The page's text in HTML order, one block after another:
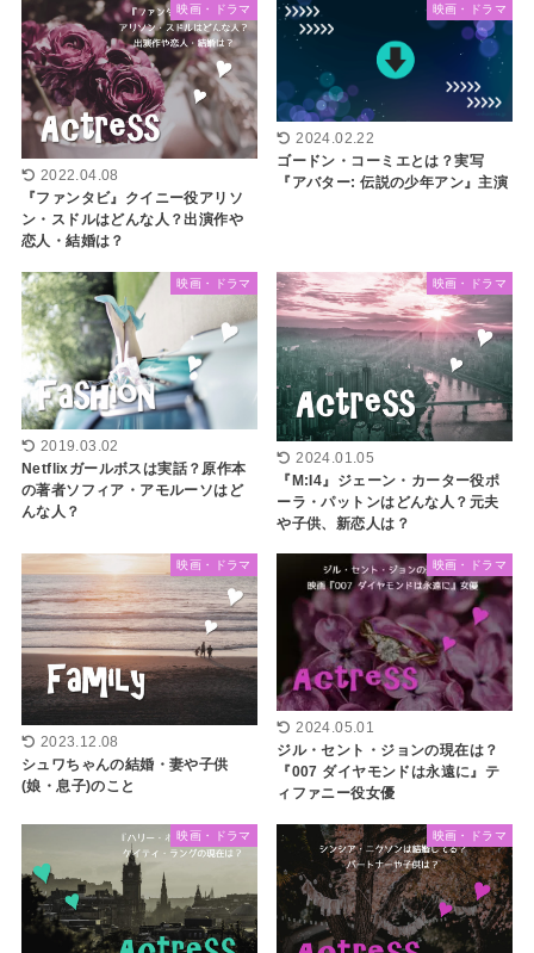
映画・ドラマ
2022.04.08
『ファンタビ』クイニー役アリソ
ン・スドルはどんな人？出演作や
恋人・結婚は？
映画・ドラマ
2024.02.22
ゴードン・コーミエとは？実写
『アバター: 伝説の少年アン』主演
映画・ドラマ
2019.03.02
Netflixガールボスは実話？原作本
の著者ソフィア・アモルーソはど
んな人？
映画・ドラマ
2024.01.05
『M:I4』ジェーン・カーター役ポ
ーラ・パットンはどんな人？元夫
や子供、新恋人は？
映画・ドラマ
2023.12.08
シュワちゃんの結婚・妻や子供
(娘・息子)のこと
映画・ドラマ
2024.05.01
ジル・セント・ジョンの現在は？
『007 ダイヤモンドは永遠に』テ
ィファニー役女優
映画・ドラマ 映画・ドラマ